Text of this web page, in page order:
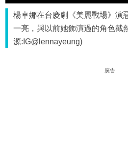
楊卓娜在台慶劇《美麗戰場》演
一亮，與以前她飾演過的角色截
源:IG@lennayeung)
廣告